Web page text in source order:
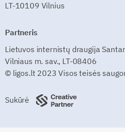
LT-10109 Vilnius
Partneris
Lietuvos internistų draugija
Vilniaus m. sav., LT-08406
© ligos.lt 2023 Visos teisės
Sukūrė